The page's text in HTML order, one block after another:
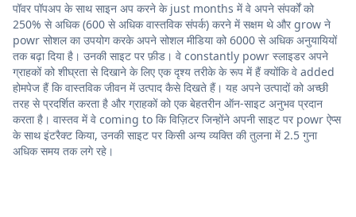
पॉवर पॉपअप के साथ साइन अप करने के just months में वे अपने संपर्कों को
250% से अधिक (600 से अधिक वास्तविक संपर्क) करने में सक्षम थे और grow ने
powr सोशल का उपयोग करके अपने सोशल मीडिया को 6000 से अधिक अनुयायियों
तक बढ़ा दिया है। उनकी साइट पर फ़ीड। वे constantly powr स्लाइडर अपने
ग्राहकों को शीघ्रता से दिखाने के लिए एक दृश्य तरीके के रूप में हैं क्योंकि वे added
होमपेज हैं कि वास्तविक जीवन में उत्पाद कैसे दिखते हैं। यह अपने उत्पादों को अच्छी
तरह से प्रदर्शित करता है और ग्राहकों को एक बेहतरीन ऑन-साइट अनुभव प्रदान
करता है। वास्तव में वे coming to कि विज़िटर जिन्होंने अपनी साइट पर powr ऐप्स
के साथ इंटरैक्ट किया, उनकी साइट पर किसी अन्य व्यक्ति की तुलना में 2.5 गुना
अधिक समय तक लगे रहे।